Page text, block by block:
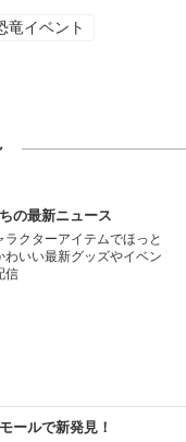
竜イベント
の最新ニュース
ラクターアイテムでほっと
わいい最新グッズやイベン
信
ールで新発見！